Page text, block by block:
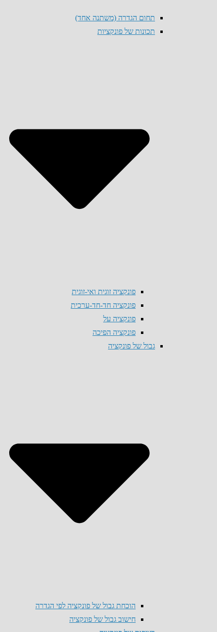
תחום הגדרה (משתנה אחד)
תכונות של פונקציות
פונקציה זוגית ואי-זוגית
פונקציה חד-חד-ערכית
פונקציה על
פונקציה הפיכה
גבול של פונקציה
הוכחת גבול של פונקציה לפי הגדרה
חישוב גבול של פונקציה